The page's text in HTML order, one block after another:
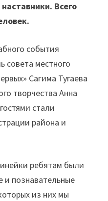
Всего
события
совета местного
Сагима Тугаева
творчества Анна
стали
района и
ребятам были
и познавательные
из них мы